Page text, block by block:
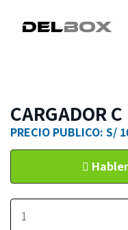
CARGADOR
PRECIO PUBLICO: S/